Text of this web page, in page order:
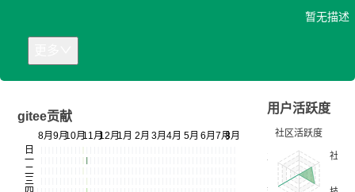
暂无描述
gitee贡献
用户活跃度